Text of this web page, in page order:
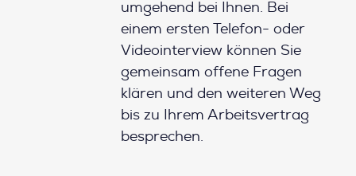
umgehend bei Ihnen. Bei
einem ersten Telefon- oder
Videointerview können Sie
gemeinsam offene Fragen
klären und den weiteren Weg
bis zu Ihrem Arbeitsvertrag
besprechen.